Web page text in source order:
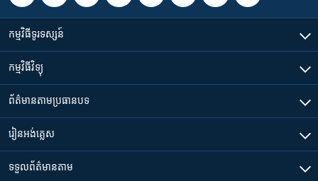
កម្មវិធី​ទូរទស្សន៍
កម្មវិធី​វិទ្យុ
ព័ត៌មាន​តាមប្រធានបទ​
រៀន​​អង់គ្លេស
ទទួល​ព័ត៌មាន​តាម